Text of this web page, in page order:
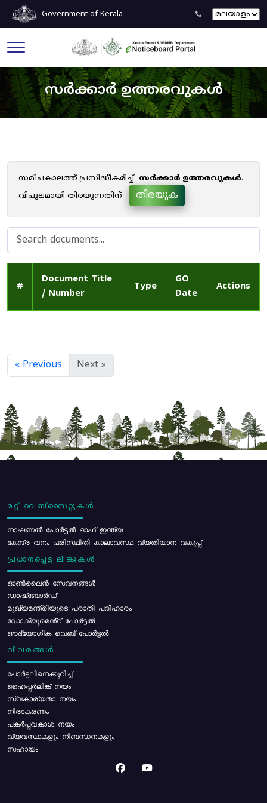
Government of Kerala
സർക്കാർ ഉത്തരവുകൾ
സമീപകാലത്ത് പ്രസിദ്ധീകരിച്ച് സർക്കാർ ഉത്തരവുകൾ.
വിപുലമായി തിരയുന്നതിന്
തിരയുക
#
Document Title
/ Number
Type
GO
Date
Actions
« Previous Next »
മറ്റ് വെബ്സൈറ്റുകൾ
നാഷണൽ പോർട്ടൽ ഓഫ് ഇന്ത്യ
കേന്ദ്ര വനം പരിസ്ഥിതി കാലാവസ്ഥ വ്യതിയാന വകുപ്പ്
പ്രധാനപ്പെട്ട ലിങ്കുകൾ
ഓൺലൈൻ സേവനങ്ങൾ
ഡാഷ്ബോർഡ്
മുഖ്യമന്ത്രിയുടെ പരാതി പരിഹാരം
ഡോക്യുമെൻ്റ് പോർട്ടൽ
ഔദ്യോഗിക വെബ് പോർട്ടൽ
വിവരങ്ങൾ
പോര്‍ട്ടലിനെക്കുറിച്ച്
ഹൈപ്പർലിങ്ക് നയം
സ്വകാര്യതാ നയം
നിരാകരണം
പകർപ്പവകാശ നയം
വ്യവസ്ഥകളും നിബന്ധനകളും
സഹായം